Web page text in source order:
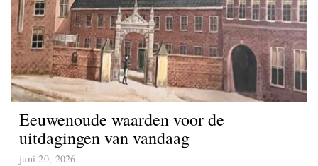
Eeuwenoude waarden voor de
uitdagingen van vandaag
juni 20, 2026